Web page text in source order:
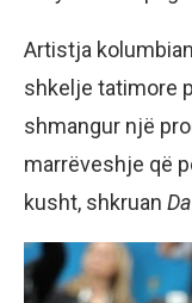
Artistja
shkelje tatimore
shmangur një
marrëveshje që
kusht, shkruan